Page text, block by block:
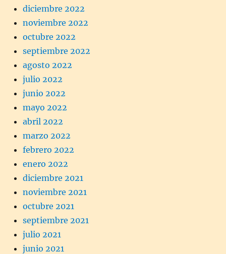
diciembre 2022
noviembre 2022
octubre 2022
septiembre 2022
agosto 2022
julio 2022
junio 2022
mayo 2022
abril 2022
marzo 2022
febrero 2022
enero 2022
diciembre 2021
noviembre 2021
octubre 2021
septiembre 2021
julio 2021
junio 2021